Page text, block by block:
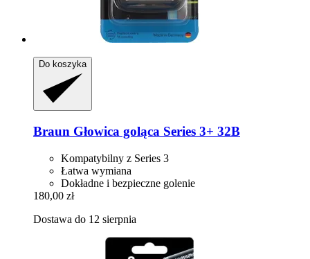
Do koszyka
Braun Głowica goląca Series 3+ 32B
Kompatybilny z Series 3
Łatwa wymiana
Dokładne i bezpieczne golenie
180,00 zł
Dostawa do 12 sierpnia